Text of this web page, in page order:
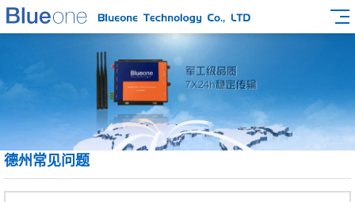
德州常见问题